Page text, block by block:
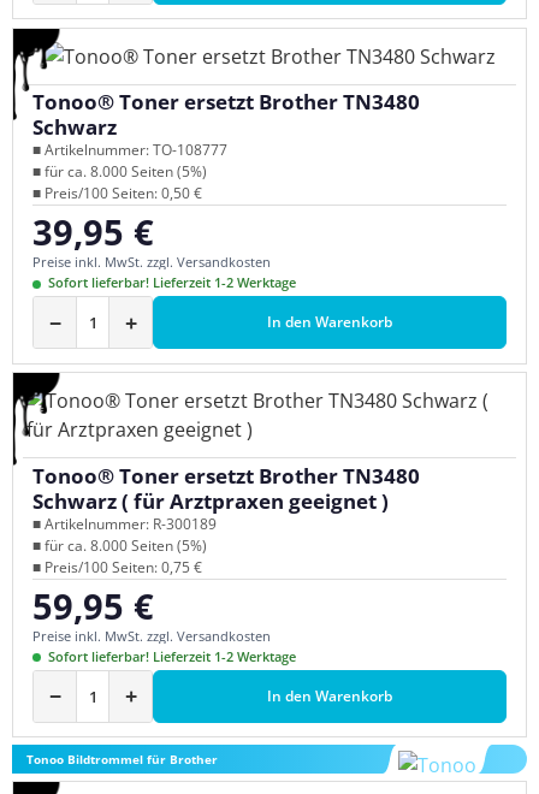
Tonoo® Toner ersetzt Brother TN3480
Schwarz
■ Artikelnummer: TO-108777
■ für ca. 8.000 Seiten (5%)
■ Preis/100 Seiten: 0,50 €
Regulärer Preis:
39,95 €
Preise inkl. MwSt. zzgl. Versandkosten
Sofort lieferbar! Lieferzeit 1-2 Werktage
− + In den Warenkorb
Tonoo® Toner ersetzt Brother TN3480
Schwarz ( für Arztpraxen geeignet )
■ Artikelnummer: R-300189
■ für ca. 8.000 Seiten (5%)
■ Preis/100 Seiten: 0,75 €
Regulärer Preis:
59,95 €
Preise inkl. MwSt. zzgl. Versandkosten
Sofort lieferbar! Lieferzeit 1-2 Werktage
− + In den Warenkorb
Tonoo Bildtrommel für Brother